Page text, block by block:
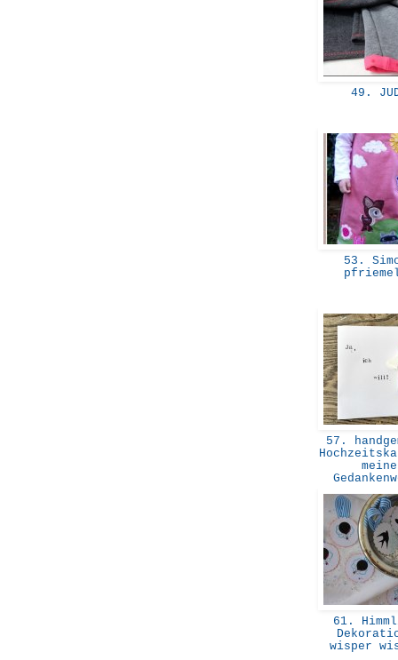
49.
53.
57.
meine
61.
wisper